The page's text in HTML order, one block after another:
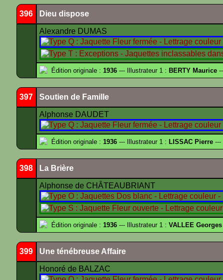
396 Dieu dispose
Alexandre DUMAS
Édition originale : 1936 --- Illustrateur 1 : BERTY Maurice
397 Soutien de Famille
Alphonse DAUDET
Édition originale : 1936 --- Illustrateur 1 : LISSAC Pierre ---
398 La Brière
Alphonse de CHÂTEAUBRIANT
Édition originale : 1936 --- Illustrateur 1 : VALLEE Georges
399 Une ténébreuse Affaire
Honoré de BALZAC